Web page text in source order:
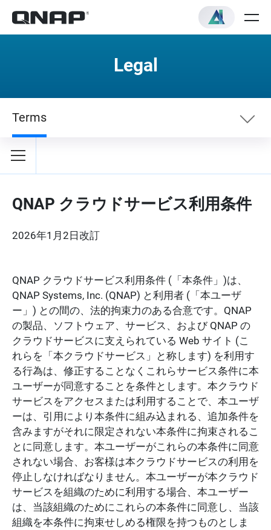
Legal
Terms
Terms
プライバシー・ポリシー
QNAP クラウドサービス利用条件
2026年1月2日改訂
QNAP クラウドサービス利用条件 (「本条件」)は、
QNAP Systems, Inc. (QNAP) と利用者 (「本ユーザ
ー」) との間の、法的拘束力のある合意です。QNAP
の製品、ソフトウェア、サービス、および QNAP の
クラウドサービスに支えられている Web サイト (こ
れらを「本クラウドサービス」と称します) を利用す
る行為は、修正することなくこれらサービス条件に本
ユーザーが同意することを条件とします。本クラウド
サービスをアクセスまたは利用することで、本ユーザ
ーは、引用により本条件に組み込まれる、追加条件を
含みますがそれに限定されない本条件に拘束されるこ
とに同意します。本ユーザーがこれらの本条件に同意
されない場合、お客様は本クラウドサービスの利用を
停止しなければなりません。本ユーザーが本クラウド
サービスを組織のために利用する場合、本ユーザー
は、当該組織のためにこれらの本条件に同意し、当該
組織を本条件に拘束せしめる権限を持つものとしま